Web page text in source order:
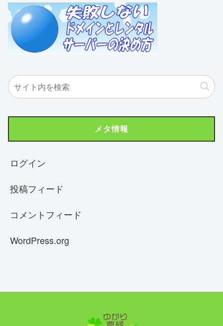
メタ情報
ログイン
投稿フィード
コメントフィード
WordPress.org